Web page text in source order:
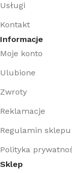
Usługi
Kontakt
Informacje
Moje konto
Ulubione
Zwroty
Reklamacje
Regulamin sklepu
Polityka
Sklep